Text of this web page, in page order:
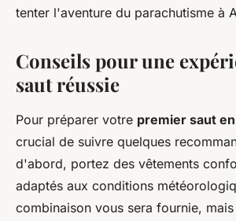
tenter l'aventure du parachutisme à
Conseils pour une
saut réussie
Pour préparer votre premier saut
crucial de suivre quelques
d'abord, portez des vêtements
adaptés aux conditions
combinaison vous sera fournie,